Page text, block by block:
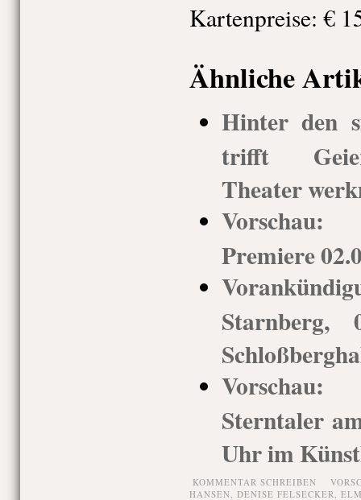
Kartenpreise: €
Ähnliche
Hinter den
trifft
Theater
Premiere
Starnberg,
Sterntaler
Uhr im
KOMMENTAR SCHREIBEN
HANSEN, DENISE FELSECKER,